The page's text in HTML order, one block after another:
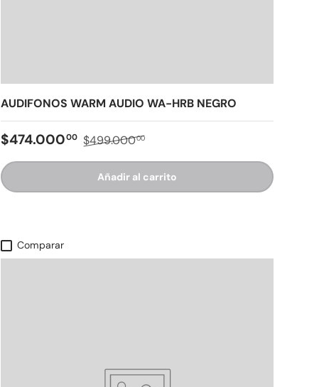
AUDIFONOS WARM AUDIO WA-HRB NEGRO
$474.00000 $499.00000
Añadir al carrito
Comparar